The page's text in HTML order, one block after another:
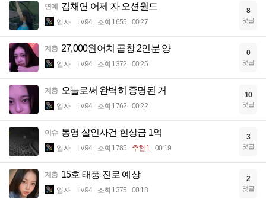
연예 김채연 어제 자 오션월드
입사 Lv.94 조회 1655 00:27
8
댓글
계층 27,000원어치 곱창 2인분 양
입사 Lv.94 조회 1372 00:25
0
댓글
계층 오늘로써 완벽히 증명된 거
입사 Lv.94 조회 1762 00:22
10
댓글
이슈 통영 살인사건 현상금 1억
입사 Lv.94 조회 1785 추천 1 00:19
3
댓글
계층 15호 태풍 진로 예상
입사 Lv.94 조회 1375 00:18
2
댓글